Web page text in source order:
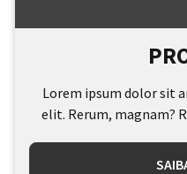
Lorem ipsum dolor sit
elit. Rerum, magnam?